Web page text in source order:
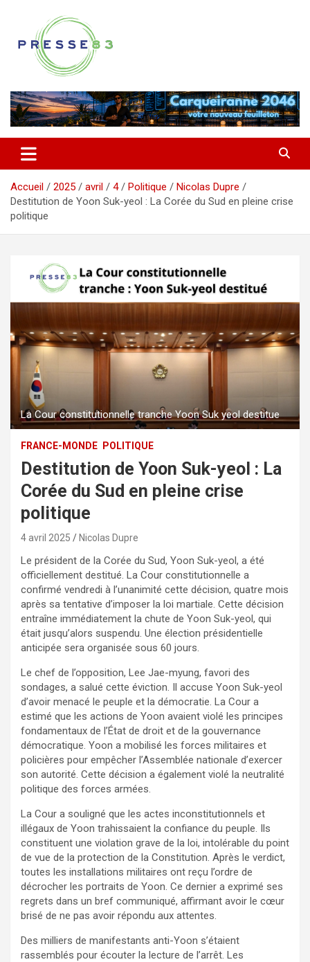
contenu
Presse 83
Accueil 2025 avril 4 Politique
Nicolas Dupre
Destitution de Yoon Suk-yeol : La Corée du Sud en pleine crise
politique
La Cour constitutionnelle tranche Yoon Suk yeol destitue
FRANCE-MONDE POLITIQUE
Destitution de Yoon Suk-yeol : La
Corée du Sud en pleine crise
politique
4 avril 2025 Nicolas Dupre
Le président de la Corée du Sud, Yoon Suk-yeol, a été
officiellement destitué. La Cour constitutionnelle a
confirmé vendredi à l’unanimité cette décision, quatre mois
après sa tentative d’imposer la loi martiale. Cette décision
entraîne immédiatement la chute de Yoon Suk-yeol, qui
était jusqu’alors suspendu. Une élection présidentielle
anticipée sera organisée sous 60 jours.
Le chef de l’opposition, Lee Jae-myung, favori des
sondages, a salué cette éviction. Il accuse Yoon Suk-yeol
d’avoir menacé le peuple et la démocratie. La Cour a
estimé que les actions de Yoon avaient violé les principes
fondamentaux de l’État de droit et de la gouvernance
démocratique. Yoon a mobilisé les forces militaires et
policières pour empêcher l’Assemblée nationale d’exercer
son autorité. Cette décision a également violé la neutralité
politique des forces armées.
La Cour a souligné que les actes inconstitutionnels et
illégaux de Yoon trahissaient la confiance du peuple. Ils
constituent une violation grave de la loi, intolérable du point
de vue de la protection de la Constitution. Après le verdict,
toutes les installations militaires ont reçu l’ordre de
décrocher les portraits de Yoon. Ce dernier a exprimé ses
regrets dans un bref communiqué, affirmant avoir le cœur
brisé de ne pas avoir répondu aux attentes.
Des milliers de manifestants anti-Yoon s’étaient
rassemblés pour écouter la lecture de l’arrêt. Les